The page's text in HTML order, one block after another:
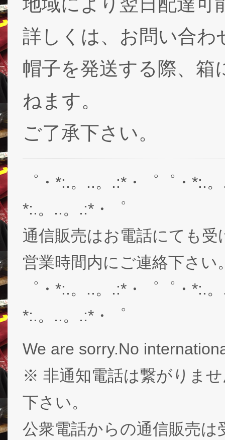
詳しくは、お問い合わ
帽子を発送する際、箱
ねます。
ご了承下さい。
゜・*:.。..。.:*・゜゜・*:.
*:.。..。.:*・゜
通信販売はお電話にても
営業時間内にご連絡下さい
゜・*:.。..。.:*・゜゜・*:.
*:.。..。.:*・゜
We are sorry.No
※ 非通知電話は繋がりま
下さい。
公衆電話からの通信販売